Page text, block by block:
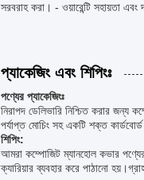
সরবরাহ করা। - ওয়ারেন্টি সহায়তা এবং
প্যাকেজিং এবং শিপিংঃ
পণ্যের প্যাকেজিংঃ
নিরাপদ ডেলিভারি নিশ্চিত করার
পর্যাপ্ত মোচিং সহ একটি শক্ত কার্ডবোর্ড
শিপিং:
আমরা কম্পোজিট ম্যানহোল কভার
ক্যারিয়ার ব্যবহার করে পাঠানো